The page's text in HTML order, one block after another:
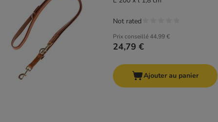
Prix conseillé44,99 €
24,79 €
Not rated
Ajouter au panier